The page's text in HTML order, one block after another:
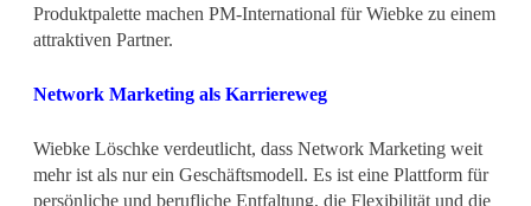
Produktpalette machen PM-International für Wiebke zu einem
attraktiven Partner.
Network Marketing als Karriereweg
Wiebke Löschke verdeutlicht, dass Network Marketing weit
mehr ist als nur ein Geschäftsmodell. Es ist eine Plattform für
persönliche und berufliche Entfaltung, die Flexibilität und die